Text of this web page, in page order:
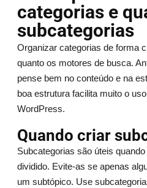
categorias e
subcategorias
Organizar categorias de forma
quanto os motores de busca.
pense bem no conteúdo e na
boa estrutura facilita muito o
WordPress.
Quando criar
Subcategorias são úteis
dividido. Evite-as se apenas
um subtópico. Use